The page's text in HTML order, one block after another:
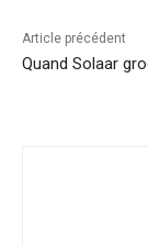
Article précédent
Quand Solaar